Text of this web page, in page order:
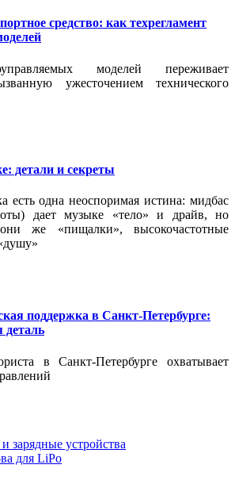
средство: как техрегламент
моделей переживает
ужесточением технического
детали и секреты
есть одна неоспоримая истина: мидбас
дает музыке «тело» и драйв, но
же «пищалки», высокочастотные
поддержка в Санкт-Петербурге:
деталь
в Санкт-Петербурге охватывает
зарядные устройства
для LiPo